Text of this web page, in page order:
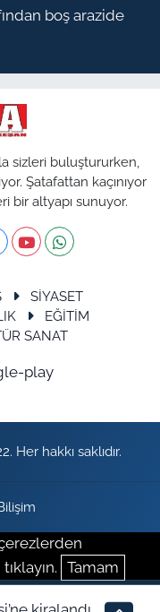
boş arazide
sizleri buluştururken,
Şatafattan kaçınıyor
bir altyapı sunuyor.
SİYASET
EĞİTİM
SANAT
Her hakkı saklıdır.
Tamam